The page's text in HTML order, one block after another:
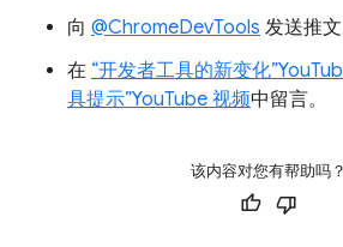
向 @ChromeDevTools 发送推文
在 “开发者工具的新变化
具提示”YouTube 视频中留言。
该内容对您有帮助吗？